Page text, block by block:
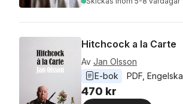
Hitchcock a la Carte
Av Jan Olsson
E-bok
PDF Engelska
470 kr